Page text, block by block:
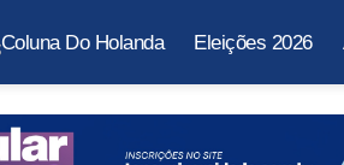
Coluna Do Holanda Eleições 2026